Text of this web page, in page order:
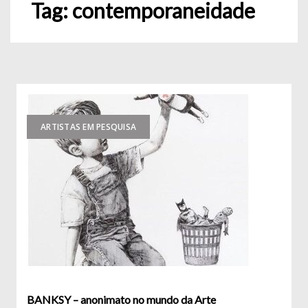
Tag:contemporaneidade
ARTISTAS EM PESQUISA
BANKSY – anonimato no mundo da Arte